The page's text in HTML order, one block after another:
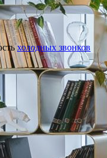
холодных звонков